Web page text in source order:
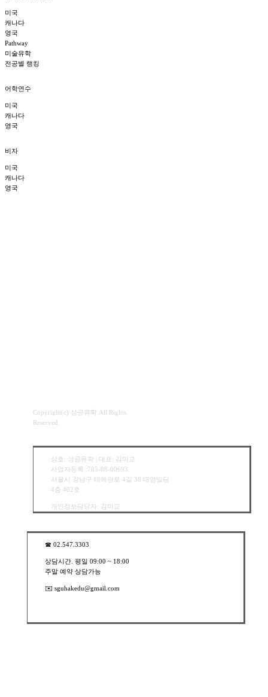
미국
캐나다
영국
Pathway
미술유학
전공별 랭킹
어학연수
미국
캐나다
영국
비자
미국
캐나다
영국
Copyright(c) 성공유학 All Rights
Reserved.
상호: 성공유학 | 대표: 김미교
사업자등록 :785-08-00693
서울시 강남구 테헤란로 4길 38 태영빌딩
4층 402호
개인정보담당자: 김미교
☎︎ 02.547.3303
상담시간. 평일 09:00 ~ 18:00
주말 예약 상담가능
✉️ sguhakedu@gmail.com